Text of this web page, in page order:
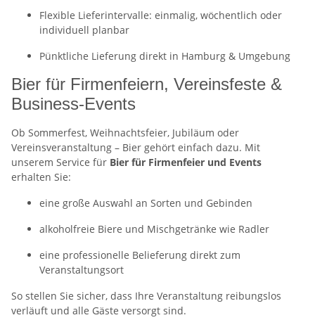
Flexible Lieferintervalle: einmalig, wöchentlich oder
individuell planbar
Pünktliche Lieferung direkt in Hamburg & Umgebung
Bier für Firmenfeiern, Vereinsfeste &
Business-Events
Ob Sommerfest, Weihnachtsfeier, Jubiläum oder
Vereinsveranstaltung – Bier gehört einfach dazu. Mit
unserem Service für Bier für Firmenfeier und Events
erhalten Sie:
eine große Auswahl an Sorten und Gebinden
alkoholfreie Biere und Mischgetränke wie Radler
eine professionelle Belieferung direkt zum
Veranstaltungsort
So stellen Sie sicher, dass Ihre Veranstaltung reibungslos
verläuft und alle Gäste versorgt sind.